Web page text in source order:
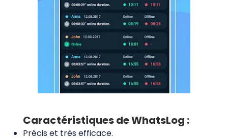
Caractéristiques de WhatsLog :
Précis et très efficace.